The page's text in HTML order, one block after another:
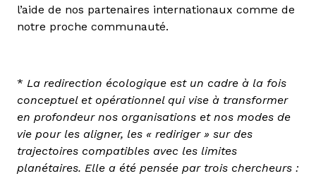
l’aide de nos partenaires internationaux comme de
notre proche communauté.
* La redirection écologique est un cadre à la fois
conceptuel et opérationnel qui vise à transformer
en profondeur nos organisations et nos modes de
vie pour les aligner, les « rediriger » sur des
trajectoires compatibles avec les limites
planétaires. Elle a été pensée par trois chercheurs :